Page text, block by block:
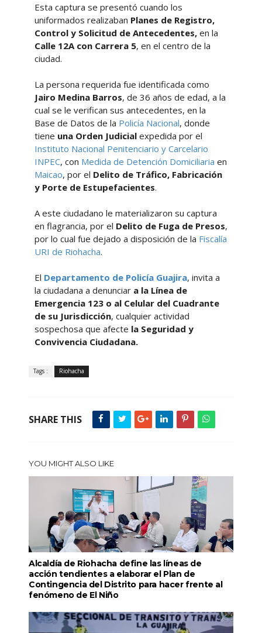
Esta captura se presentó cuando los
uniformados realizaban Planes de Registro,
Control y Solicitud de Antecedentes, en la
Calle 12A con Carrera 5, en el centro de la
ciudad.
La persona requerida fue identificada como
Jairo Medina Barros, de 36 años de edad, a la
cual se le verifican sus antecedentes, en la
Base de Datos de la Policía Nacional, donde
tiene una Orden Judicial expedida por el
Instituto Nacional Penitenciario y Carcelario
INPEC, con Medida de Detención Domiciliaria en
Maicao, por el Delito de Tráfico, Fabricación
y Porte de Estupefacientes.
A este ciudadano le materializaron su captura
en flagrancia, por el Delito de Fuga de Presos,
por lo cual fue dejado a disposición de la Fiscalía
URI de Riohacha.
El Departamento de Policía Guajira, invita a
la ciudadana a denunciar a la Línea de
Emergencia 123 o al Celular del Cuadrante
de su Jurisdicción, cualquier actividad
sospechosa que afecte la Seguridad y
Convivencia Ciudadana.
Tags : Riohacha
SHARE THIS
YOU MIGHT ALSO LIKE
Alcaldía de Riohacha define las líneas de
acción tendientes a elaborar el Plan de
Contingencia del Distrito para hacer frente al
fenómeno de El Niño